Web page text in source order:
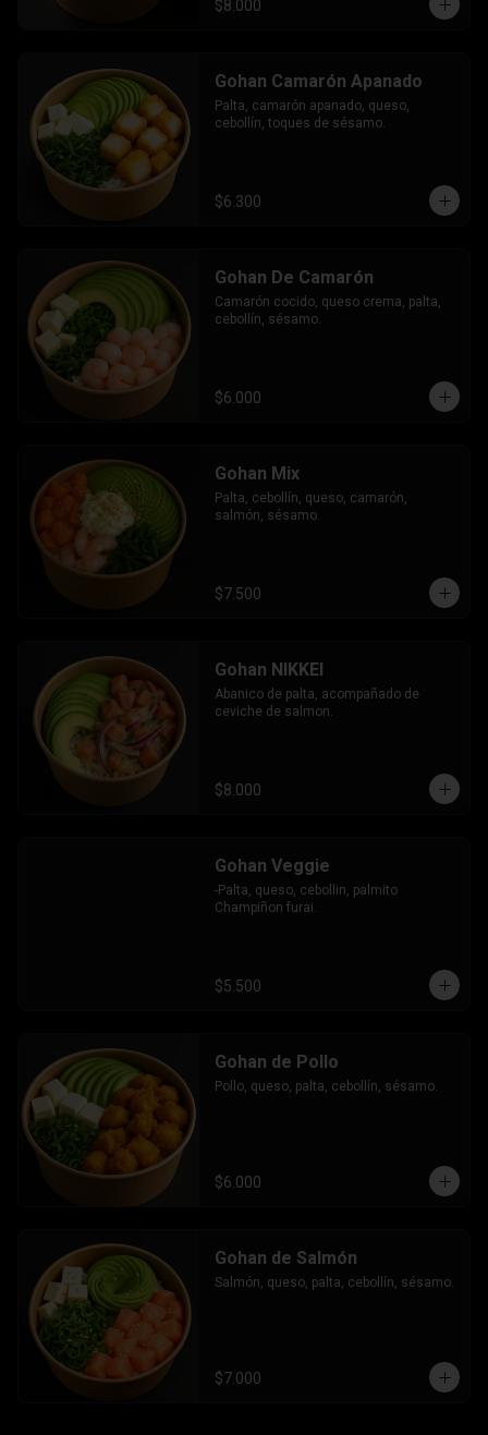
$8.000
Gohan Camarón Apanado
Palta, camarón apanado, queso,
cebollín, toques de sésamo.
$6.300
Gohan De Camarón
Camarón cocido, queso crema, palta,
cebollín, sésamo.
$6.000
Gohan Mix
Palta, cebollín, queso, camarón,
salmón, sésamo.
$7.500
Gohan NIKKEI
Abanico de palta, acompañado de
ceviche de salmon.
$8.000
Gohan Veggie
-Palta, queso, cebollin, palmito
Champiñon furai.
$5.500
Gohan de Pollo
Pollo, queso, palta, cebollín, sésamo.
$6.000
Gohan de Salmón
Salmón, queso, palta, cebollín, sésamo.
$7.000